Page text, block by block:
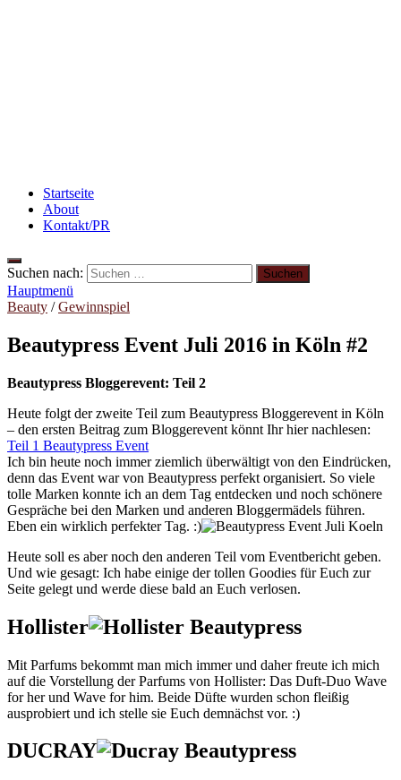
Startseite
About
Kontakt/PR
Suchen nach:
Hauptmenü
Beauty /Gewinnspiel
Beautypress Event Juli 2016 in Köln #2
Beautypress Bloggerevent: Teil 2
Heute folgt der zweite Teil zum Beautypress Bloggerevent in Köln
– den ersten Beitrag zum Bloggerevent könnt Ihr hier nachlesen:
Teil 1 Beautypress Event
Ich bin heute noch immer ziemlich überwältigt von den Eindrücken,
denn das Event war von Beautypress perfekt organisiert. So viele
tolle Marken konnte ich an dem Tag entdecken und noch schönere
Gespräche bei den Marken und anderen Bloggermädels führen.
Eben ein wirklich perfekter Tag. :)
Heute soll es aber noch den anderen Teil vom Eventbericht geben.
Und wie gesagt: Ich habe einige der tollen Goodies für Euch zur
Seite gelegt und werde diese bald an Euch verlosen.
Hollister
Mit Parfums bekommt man mich immer und daher freute ich mich
auf die Vorstellung der Parfums von Hollister: Das Duft-Duo Wave
for her und Wave for him. Beide Düfte wurden schon fleißig
ausprobiert und ich stelle sie Euch demnächst vor. :)
DUCRAY